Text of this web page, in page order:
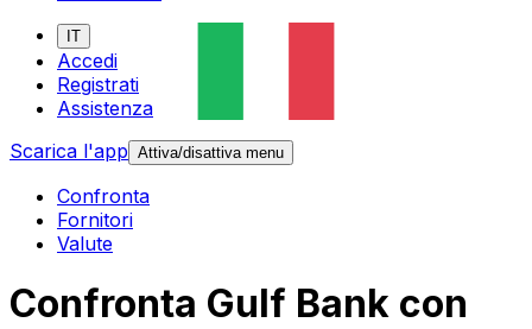
IT
Accedi
Registrati
Assistenza
Scarica l'app Attiva/disattiva menu
Confronta
Fornitori
Valute
Confronta Gulf Bank con